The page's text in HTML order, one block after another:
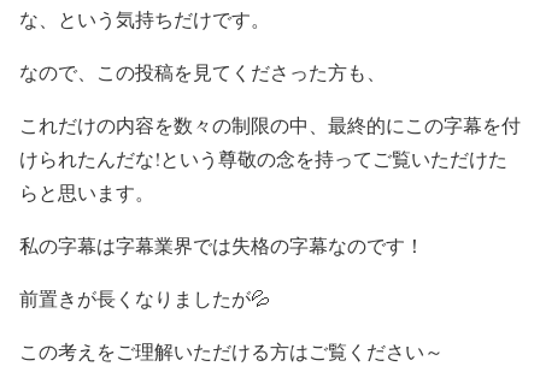
な、という気持ちだけです。
なので、この投稿を見てくださった方も、
これだけの内容を数々の制限の中、最終的にこの字幕を付
けられたんだな!という尊敬の念を持ってご覧いただけた
らと思います。
私の字幕は字幕業界では失格の字幕なのです！
前置きが長くなりましたが💦
この考えをご理解いただける方はご覧ください～